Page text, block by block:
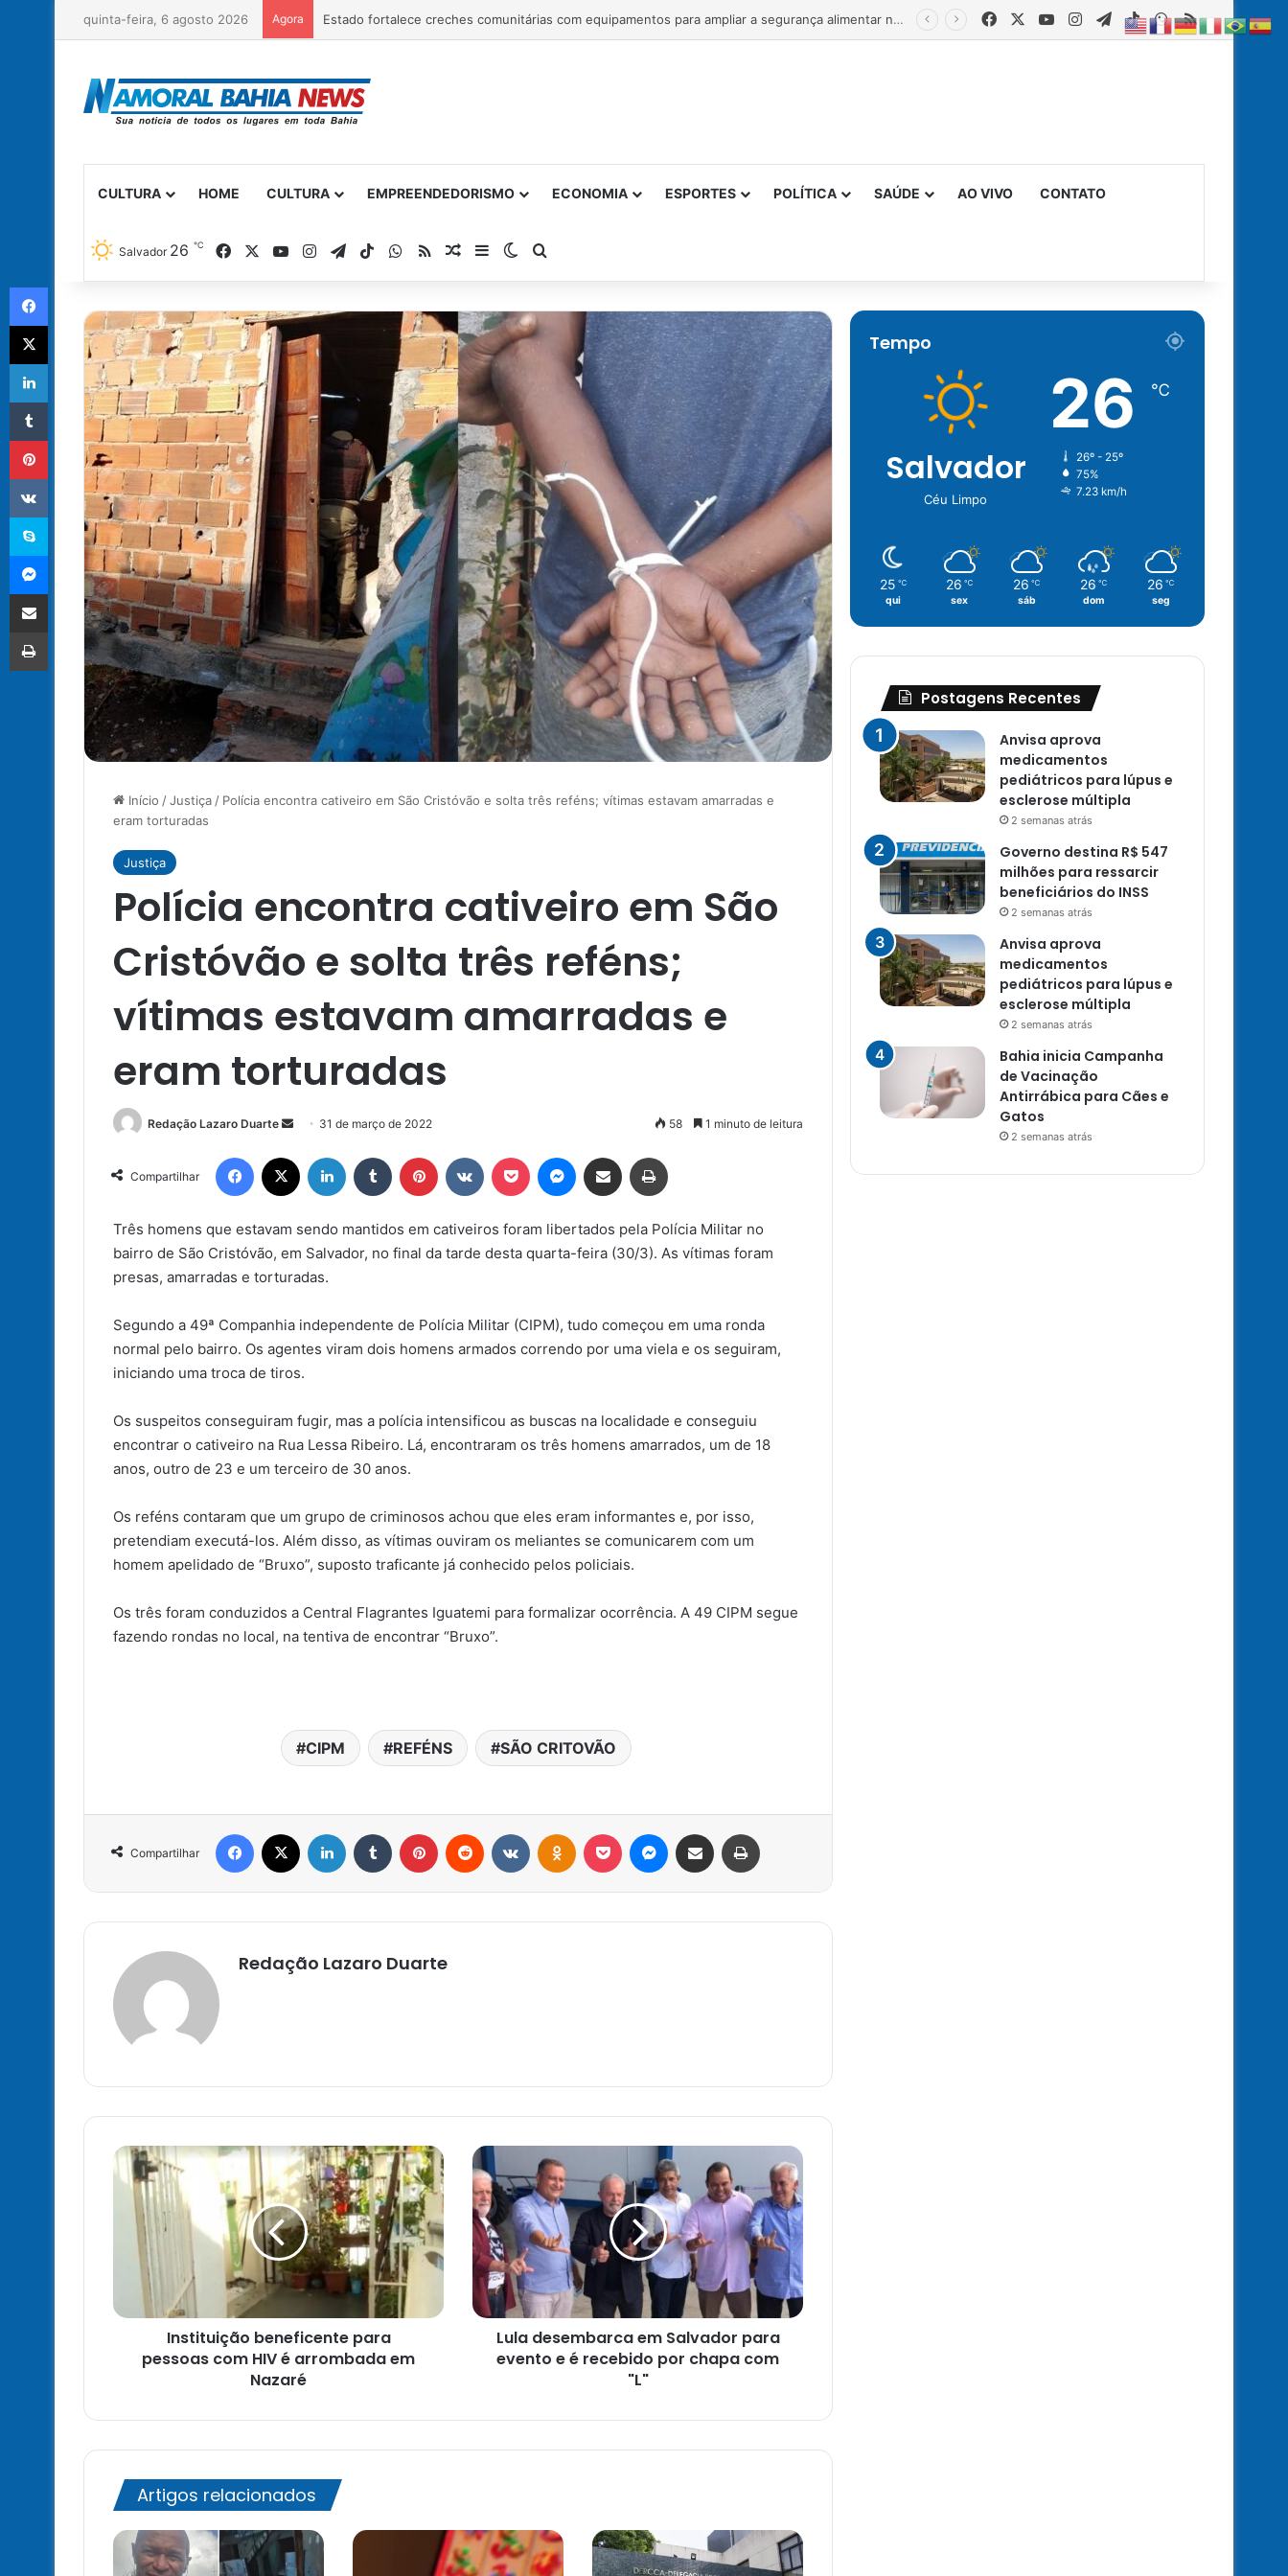
quinta-feira, 6 agosto 2026 Agora Estado fortalece creches comunitárias com equipamentos para ampliar a segurança alimentar na primeira infância FacebookYouTubeInstagram
Telegram
TikTokWhatsApp
RSS
CULTURA HOME CULTURA EMPREENDEDORISMO ECONOMIA ESPORTES POLÍTICA SAÚDE AO VIVO CONTATO
Salvador 26 ℃ FacebookYouTubeInstagram
TelegramTikTokWhatsApp
RSSArtigo Aleatório
Barra Lateral
Switch skin
Procurar por
Início /Justiça / Polícia encontra cativeiro em São Cristóvão e solta três reféns; vítimas estavam amarradas e
eram torturadas
Justiça
Polícia encontra cativeiro em São
Cristóvão e solta três reféns;
vítimas estavam amarradas e
eram torturadas
Redação Lazaro Duarte
Mande
e-
mail
31 de março de 2022 58 1 minuto de leitura
Compartilhar
Facebook Linkedin Tumblr Pinterest Pocket Messenger
Compartilhar via e-mail
Três homens que estavam sendo mantidos em cativeiros foram libertados pela Polícia Militar no
bairro de São Cristóvão, em Salvador, no final da tarde desta quarta-feira (30/3). As vítimas foram
presas, amarradas e torturadas.
Segundo a 49ª Companhia independente de Polícia Militar (CIPM), tudo começou em uma ronda
normal pelo bairro. Os agentes viram dois homens armados correndo por uma viela e os seguiram,
iniciando uma troca de tiros.
Os suspeitos conseguiram fugir, mas a polícia intensificou as buscas na localidade e conseguiu
encontrar o cativeiro na Rua Lessa Ribeiro. Lá, encontraram os três homens amarrados, um de 18
anos, outro de 23 e um terceiro de 30 anos.
Os reféns contaram que um grupo de criminosos achou que eles eram informantes e, por isso,
pretendiam executá-los. Além disso, as vítimas ouviram os meliantes se comunicarem com um
homem apelidado de “Bruxo”, suposto traficante já conhecido pelos policiais.
Os três foram conduzidos a Central Flagrantes Iguatemi para formalizar ocorrência. A 49 CIPM segue
fazendo rondas no local, na tentiva de encontrar “Bruxo”.
CIPM REFÉNS SÃO CRITOVÃO
Compartilhar
Facebook Linkedin Tumblr Pinterest Reddit Pocket Messenger
Compartilhar via e-mail
Redação Lazaro Duarte
Instituição
beneficente
para
pessoas
arrombada
em
Instituição beneficente para
pessoas com HIV é arrombada em
Nazaré
Lula
desembarca
em
Salvador
para
evento
e
recebido
chapa
Lula desembarca em Salvador para
evento e é recebido por chapa com
"L"
Artigos relacionados
Tempo
Salvador
Céu Limpo
26 ℃
26º - 25º
75%
7.23 km/h
25 ℃
qui
26 ℃
sex
26 ℃
sáb
26 ℃
dom
26 ℃
seg
Postagens Recentes
Anvisa aprova
medicamentos
pediátricos para lúpus e
esclerose múltipla
2 semanas atrás
Governo destina R$ 547
milhões para ressarcir
beneficiários do INSS
2 semanas atrás
Anvisa aprova
medicamentos
pediátricos para lúpus e
esclerose múltipla
2 semanas atrás
Bahia inicia Campanha
de Vacinação
Antirrábica para Cães e
Gatos
2 semanas atrás
Facebook
X
Linkedin
Tumblr
Pinterest
VK
Skype
Messenger
Compartilhar via e-mail
Imprimir